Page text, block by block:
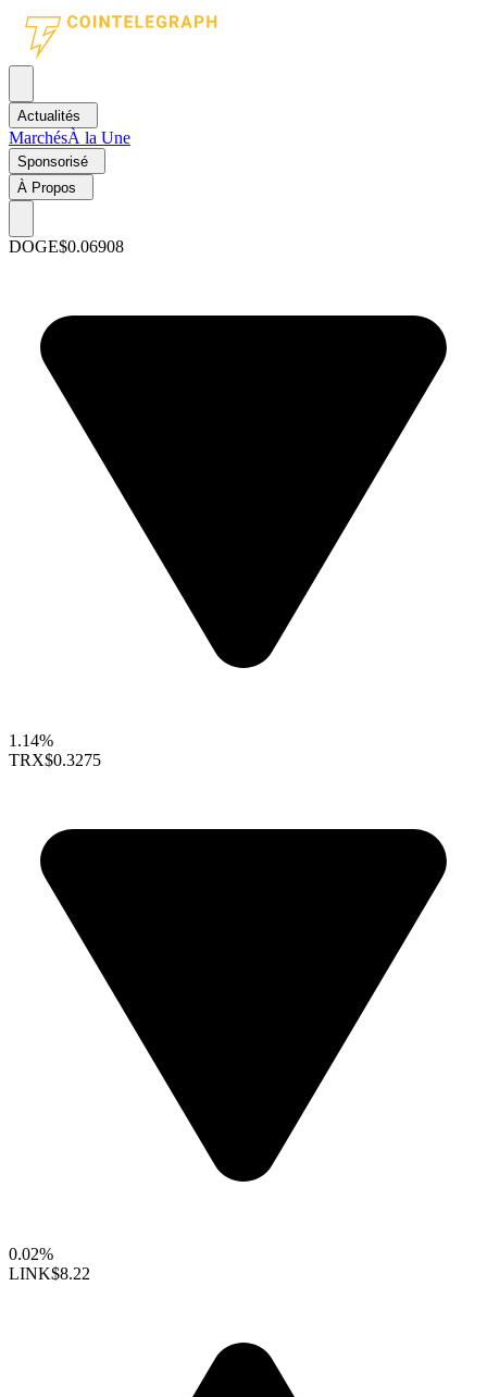
Actualités
MarchésÀ la Une
Sponsorisé
À Propos
DOGE$0.06908
1.14%
TRX$0.3275
0.02%
LINK$8.22